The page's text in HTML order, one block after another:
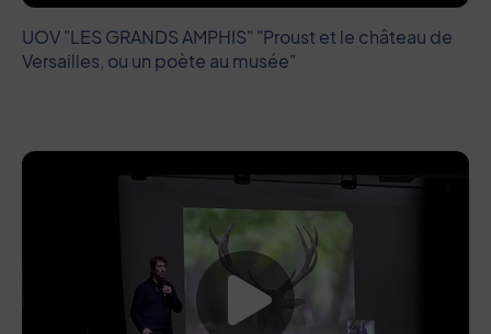
UOV "LES GRANDS AMPHIS" "Proust et le château de
Versailles, ou un poète au musée"